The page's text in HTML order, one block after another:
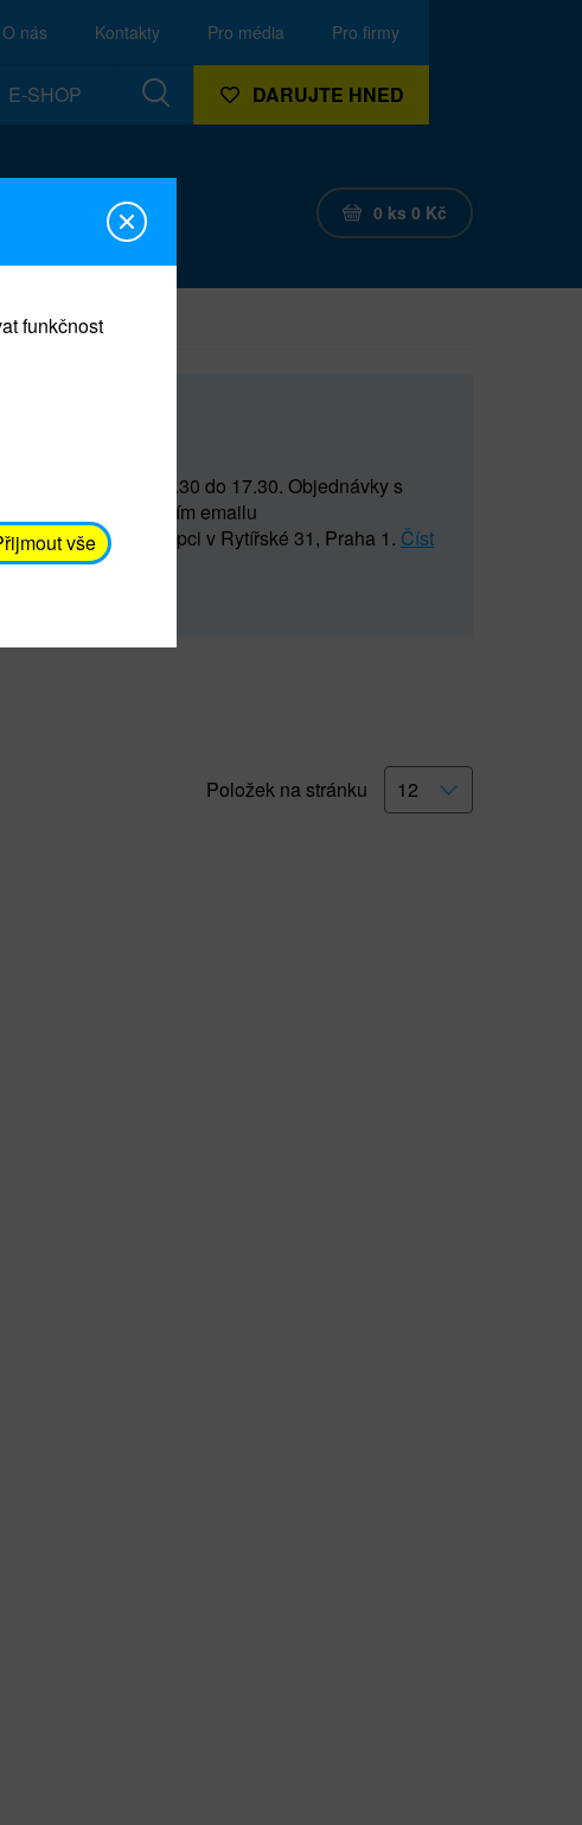
O nás Kontakty Pro média Pro firmy
E-SHOP DARUJTE HNED
0 ks 0 Kč
o 11 do 15 a od 15.30 do 17.30. Objednávky s
(prostřednictvím emailu
655 547) na recepci v Rytířské 31, Praha 1. Číst
Položek na stránku
funkčnost
vše